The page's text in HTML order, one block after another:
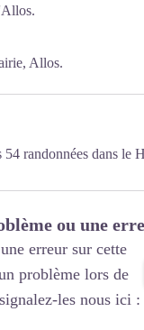
Allos.
54 randonnées dans le
ou une
erreur sur cette
problème lors de
les nous ici :